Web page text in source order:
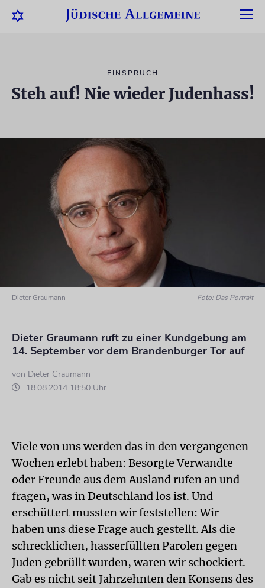
EINSPRUCH
Steh auf! Nie wieder Judenhass!
Dieter Graumann Foto: Das Portrait
Dieter Graumann ruft zu einer Kundgebung am
14. September vor dem Brandenburger Tor auf
von Dieter Graumann
18.08.2014 18:50 Uhr
Viele von uns werden das in den vergangenen
Wochen erlebt haben: Besorgte Verwandte
oder Freunde aus dem Ausland rufen an und
fragen, was in Deutschland los ist. Und
erschüttert mussten wir feststellen: Wir
haben uns diese Frage auch gestellt. Als die
schrecklichen, hasserfüllten Parolen gegen
Juden gebrüllt wurden, waren wir schockiert.
Gab es nicht seit Jahrzehnten den Konsens des